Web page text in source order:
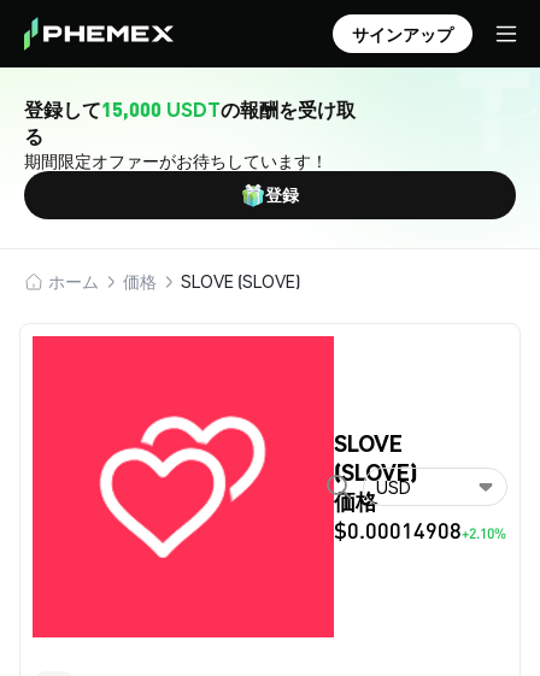
サインアップ
登録して15,000 USDTの報酬を受け取
る
期間限定オファーがお待ちしています！
登録
ホーム 価格 SLOVE (SLOVE)
SLOVE
(SLOVE)
価格
$0.00014908+2.10%
USD